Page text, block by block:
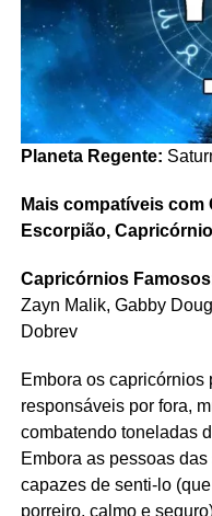
Planeta Regente:
Mais compatíveis com
Escorpião,
Capricórnios
Zayn Malik, Gabby
Dobrev
Embora os capricórnios
responsáveis por fora,
combatendo toneladas
Embora as pessoas
capazes de senti-lo
porreiro, calmo e